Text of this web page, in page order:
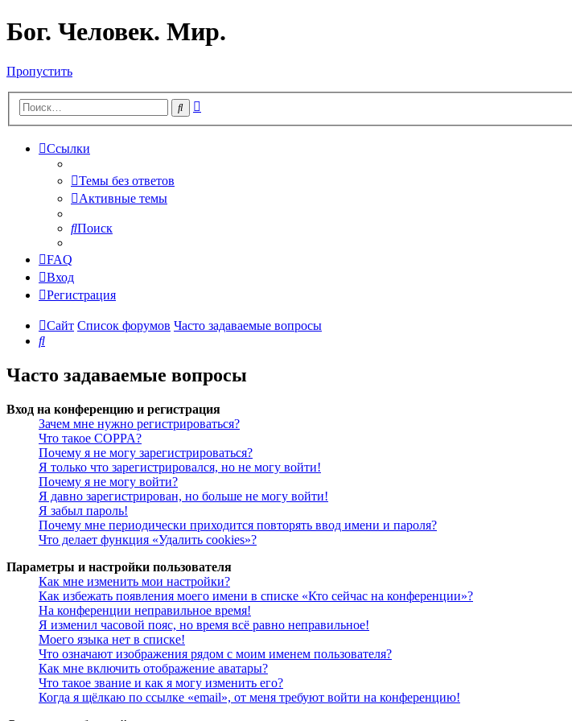
Бог. Человек. Мир.
Пропустить
Поиск
Ссылки
Темы без ответов
Активные темы
Поиск
FAQ
Вход
Регистрация
Сайт Список форумов Часто задаваемые вопросы
Поиск
Часто задаваемые вопросы
Вход на конференцию и регистрация
Зачем мне нужно регистрироваться?
Что такое COPPA?
Почему я не могу зарегистрироваться?
Я только что зарегистрировался, но не могу войти!
Почему я не могу войти?
Я давно зарегистрирован, но больше не могу войти!
Я забыл пароль!
Почему мне периодически приходится повторять ввод имени и пароля?
Что делает функция «Удалить cookies»?
Параметры и настройки пользователя
Как мне изменить мои настройки?
Как избежать появления моего имени в списке «Кто сейчас на конференции»?
На конференции неправильное время!
Я изменил часовой пояс, но время всё равно неправильное!
Моего языка нет в списке!
Что означают изображения рядом с моим именем пользователя?
Как мне включить отображение аватары?
Что такое звание и как я могу изменить его?
Когда я щёлкаю по ссылке «email», от меня требуют войти на конференцию!